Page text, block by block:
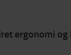
ergonomi og